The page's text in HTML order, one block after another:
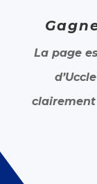
La page
clairement